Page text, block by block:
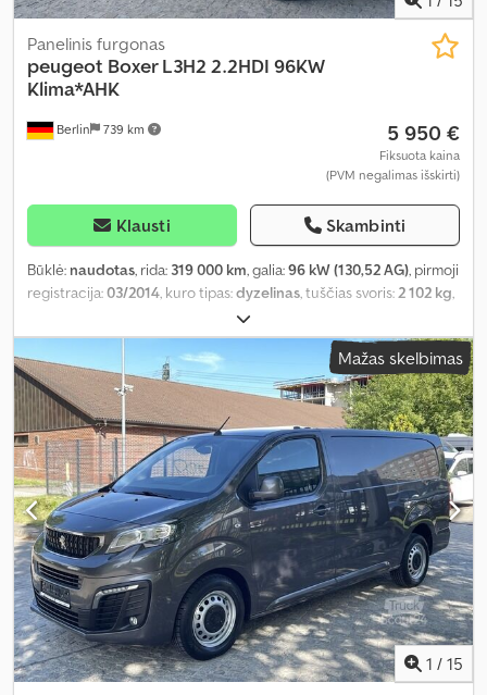
Berlin 739 km
Panelinis furgonas
peugeot Boxer L3H2 2.2HDI 96KW
Klima*AHK
5 950 €
Fiksuota kaina
(PVM negalimas išskirti)
Klausti Skambinti
Būklė: naudotas, rida: 319 000 km, galia:96 kW (130,52 AG), pirmoji
registracija:03/2014, kuro tipas:dyzelinas, tuščias svoris:2 102 kg,
1 399 kg
kuras:dyzelinas, CO₂ emisijos:229 g/km, kuro sąnaudos (mieste):
10,7 l/100 km
, kuro sąnaudos (užmiestyje): 7,5 l/100 km,
kombinuota degalų sąnauda:8,7 l/100 km, spalva:balta, vairuotojo
kabina:dieninė kabina , pavaros tipas: mechaninis, emisijos klasė:
Euro 5, pakaba:kitas, sėdimų vietų skaičius:3, bendras ilgis:5 998
mm, statybinis aukštis:2 550 mm , Įranga:
ABS, borto kompiuteris,
centrinis užraktas, elektroninė stabilumo programa (ESP),
imobilaizerio sistema, oro kondicionavimas, oro pagalvė,
priekabos jungtis, stumdomos durys, suodžių filtras, trauki
kontrolė,
Mažas skelbimas
1 / 15